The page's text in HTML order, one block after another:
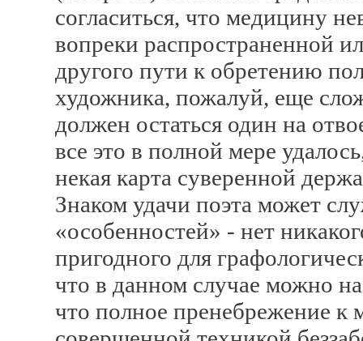
согласиться, что медицину
вопреки распространенной
другого пути к обретению
художника, пожалуй, еще
должен остаться один на
все это в полной мере
некая карта суверенной
Знаком удачи поэта может
«особенностей» - нет
пригодного для
что в данном случае можно
что полное пренебрежение к